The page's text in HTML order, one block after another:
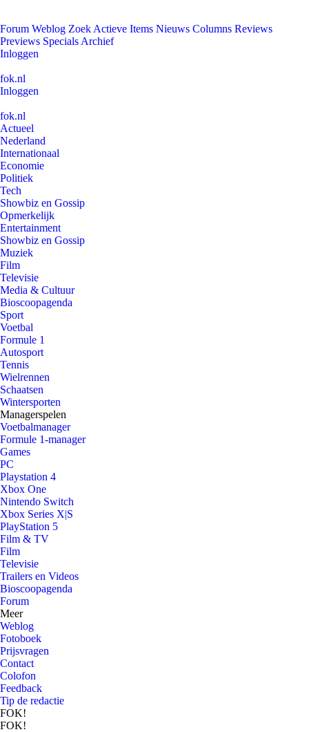
Forum Weblog Zoek Actieve Items Nieuws Columns Reviews
Previews Specials Archief
Inloggen
fok.nl
Inloggen
fok.nl
Actueel
Nederland
Internationaal
Economie
Politiek
Tech
Showbiz en Gossip
Opmerkelijk
Entertainment
Showbiz en Gossip
Muziek
Film
Televisie
Media & Cultuur
Bioscoopagenda
Sport
Voetbal
Formule 1
Autosport
Tennis
Wielrennen
Schaatsen
Wintersporten
Managerspelen
Voetbalmanager
Formule 1-manager
Games
PC
Playstation 4
Xbox One
Nintendo Switch
Xbox Series X|S
PlayStation 5
Film & TV
Film
Televisie
Trailers en Videos
Bioscoopagenda
Forum
Meer
Weblog
Fotoboek
Prijsvragen
Contact
Colofon
Feedback
Tip de redactie
FOK!
FOK!